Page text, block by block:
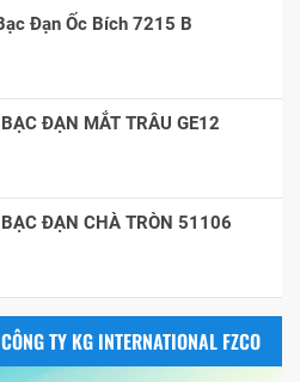
Đạn Ốc Bích 7215 B
ĐẠN MẮT TRÂU GE12
ĐẠN CHÀ TRÒN 51106
TY KG INTERNATIONAL FZCO